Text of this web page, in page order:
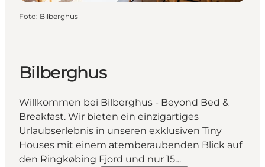
Foto: Bilberghus
Bilberghus
Willkommen bei Bilberghus - Beyond Bed &
Breakfast. Wir bieten ein einzigartiges
Urlaubserlebnis in unseren exklusiven Tiny
Houses mit einem atemberaubenden Blick auf
den Ringkøbing Fjord und nur 15…